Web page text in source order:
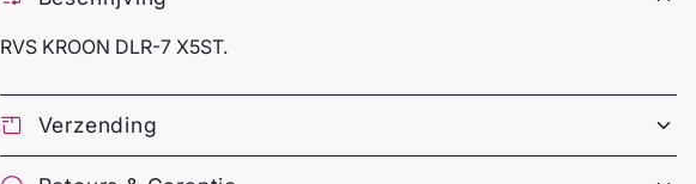
RVS KROON DLR-7 X5ST.
Verzending